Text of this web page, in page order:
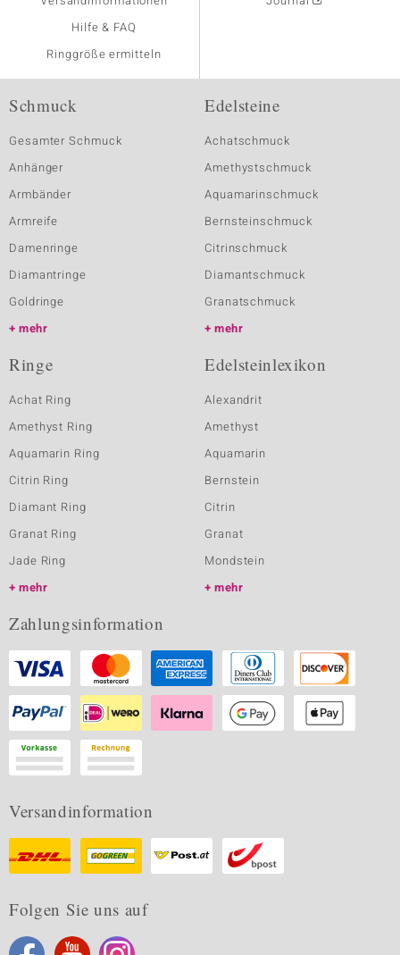
Hilfe & FAQ
Ringgröße ermitteln
Schmuck
Gesamter Schmuck
Anhänger
Armbänder
Armreife
Damenringe
Diamantringe
Goldringe
mehr
Edelsteine
Achatschmuck
Amethystschmuck
Aquamarinschmuck
Bernsteinschmuck
Citrinschmuck
Diamantschmuck
Granatschmuck
mehr
Ringe
Achat Ring
Amethyst Ring
Aquamarin Ring
Citrin Ring
Diamant Ring
Granat Ring
Jade Ring
mehr
Edelsteinlexikon
Alexandrit
Amethyst
Aquamarin
Bernstein
Citrin
Granat
Mondstein
mehr
Zahlungsinformation
Versandinformation
Folgen Sie uns auf